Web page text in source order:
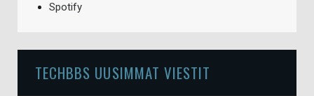
Spotify
TECHBBS UUSIMMAT VIESTIT